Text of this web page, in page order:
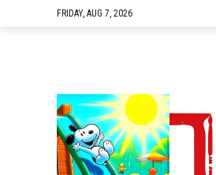
FRIDAY, AUG 7, 2026